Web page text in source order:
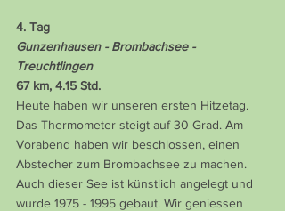
4. Tag
Gunzenhausen - Brombachsee -
Treuchtlingen
67 km, 4.15 Std.
Heute haben wir unseren ersten Hitzetag.
Das Thermometer steigt auf 30 Grad. Am
Vorabend haben wir beschlossen, einen
Abstecher zum Brombachsee zu machen.
Auch dieser See ist künstlich angelegt und
wurde 1975 - 1995 gebaut. Wir geniessen